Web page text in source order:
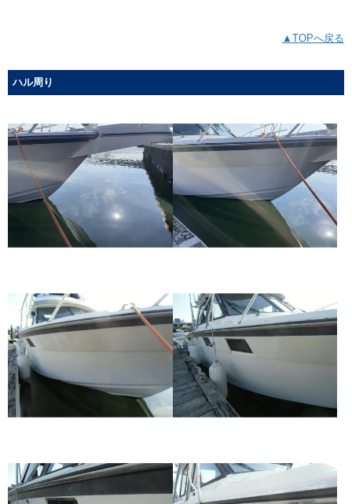
▲TOPへ戻る
ハル周り